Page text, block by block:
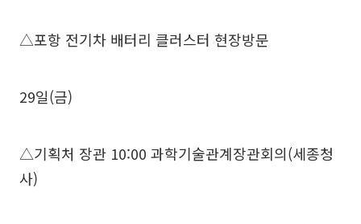
△포항 전기차 배터리 클러스터 현장방문
29일(금)
△기획처 장관 10:00 과학기술관계장관회의(세종청
사)